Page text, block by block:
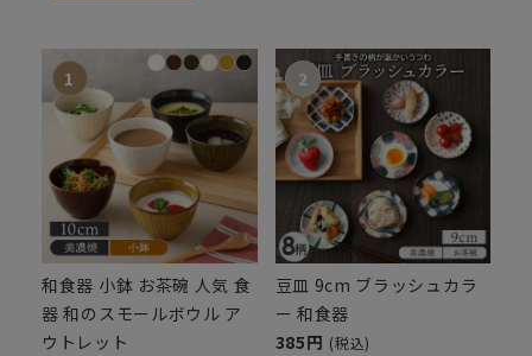
和食器 小鉢 お茶碗 人気 食
器 和のスモールボウル ア
ウトレット
豆皿 9cm ブラッシュカラ
ー 和食器
385円 (税込)